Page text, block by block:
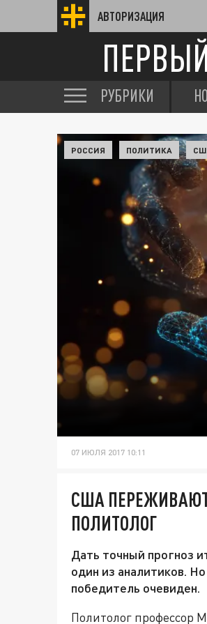
АВТОРИЗАЦИЯ
РУБРИКИ
РОССИЯ ПОЛИТИКА
07 ИЮЛЯ 2017 10:11
США ПЕРЕЖИВАЮТ
ПОЛИТОЛОГ
Дать точный прогноз
один из аналитиков.
победитель очевиден.
Политолог профессор